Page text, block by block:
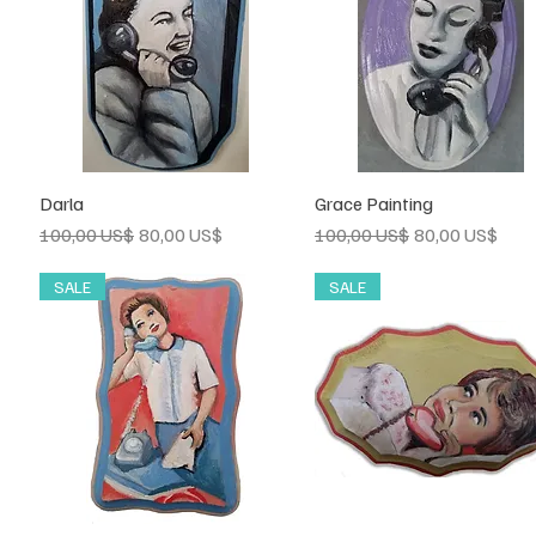
Darla
Precio
100,00 US$ Precio de oferta
80,00 US$
Vista rápida
Grace Painting
Precio
100,00 US$ Precio de oferta
80,00 US$
SALE SALE